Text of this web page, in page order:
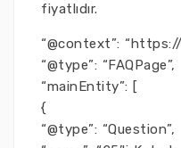
fiyatlıdır.
“@context”:
“@type”: “FAQPage”,
“mainEntity”: [
{
“@type”: “Question”,